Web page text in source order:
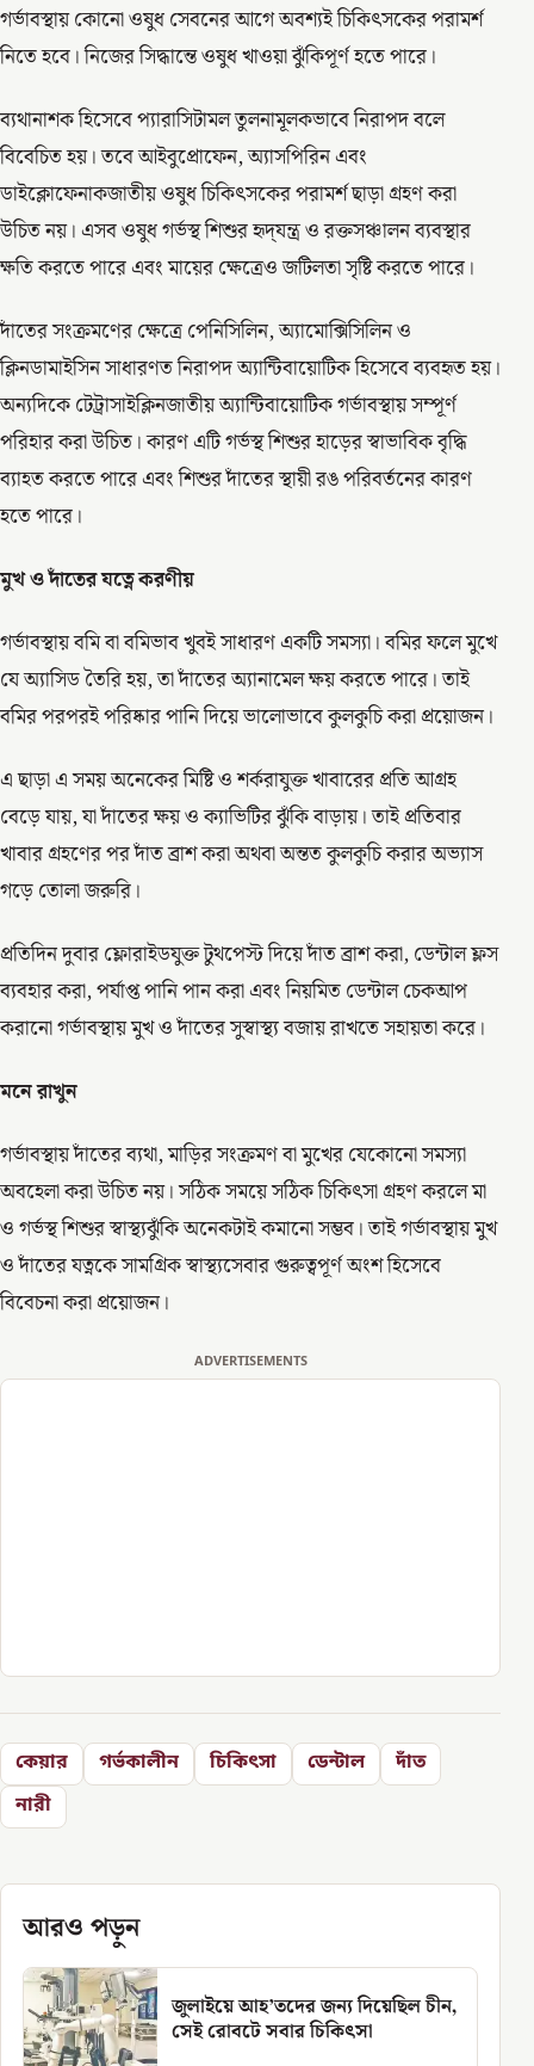
গর্ভাবস্থায় কোনো ওষুধ সেবনের আগে অবশ্যই চিকিৎসকের পরামর্শ
নিতে হবে। নিজের সিদ্ধান্তে ওষুধ খাওয়া ঝুঁকিপূর্ণ হতে পারে।
ব্যথানাশক হিসেবে প্যারাসিটামল তুলনামূলকভাবে নিরাপদ বলে
বিবেচিত হয়। তবে আইবুপ্রোফেন, অ্যাসপিরিন এবং
ডাইক্লোফেনাকজাতীয় ওষুধ চিকিৎসকের পরামর্শ ছাড়া গ্রহণ করা
উচিত নয়। এসব ওষুধ গর্ভস্থ শিশুর হৃদ্‌যন্ত্র ও রক্তসঞ্চালন ব্যবস্থার
ক্ষতি করতে পারে এবং মায়ের ক্ষেত্রেও জটিলতা সৃষ্টি করতে পারে।
দাঁতের সংক্রমণের ক্ষেত্রে পেনিসিলিন, অ্যামোক্সিসিলিন ও
ক্লিনডামাইসিন সাধারণত নিরাপদ অ্যান্টিবায়োটিক হিসেবে ব্যবহৃত হয়।
অন্যদিকে টেট্রাসাইক্লিনজাতীয় অ্যান্টিবায়োটিক গর্ভাবস্থায় সম্পূর্ণ
পরিহার করা উচিত। কারণ এটি গর্ভস্থ শিশুর হাড়ের স্বাভাবিক বৃদ্ধি
ব্যাহত করতে পারে এবং শিশুর দাঁতের স্থায়ী রঙ পরিবর্তনের কারণ
হতে পারে।
মুখওদাঁতেরযত্নেকরণীয়
গর্ভাবস্থায় বমি বা বমিভাব খুবই সাধারণ একটি সমস্যা। বমির ফলে মুখে
যে অ্যাসিড তৈরি হয়, তা দাঁতের অ্যানামেল ক্ষয় করতে পারে। তাই
বমির পরপরই পরিষ্কার পানি দিয়ে ভালোভাবে কুলকুচি করা প্রয়োজন।
এ ছাড়া এ সময় অনেকের মিষ্টি ও শর্করাযুক্ত খাবারের প্রতি আগ্রহ
বেড়ে যায়, যা দাঁতের ক্ষয় ও ক্যাভিটির ঝুঁকি বাড়ায়। তাই প্রতিবার
খাবার গ্রহণের পর দাঁত ব্রাশ করা অথবা অন্তত কুলকুচি করার অভ্যাস
গড়ে তোলা জরুরি।
প্রতিদিন দুবার ফ্লোরাইডযুক্ত টুথপেস্ট দিয়ে দাঁত ব্রাশ করা, ডেন্টাল ফ্লস
ব্যবহার করা, পর্যাপ্ত পানি পান করা এবং নিয়মিত ডেন্টাল চেকআপ
করানো গর্ভাবস্থায় মুখ ও দাঁতের সুস্বাস্থ্য বজায় রাখতে সহায়তা করে।
মনেরাখুন
গর্ভাবস্থায় দাঁতের ব্যথা, মাড়ির সংক্রমণ বা মুখের যেকোনো সমস্যা
অবহেলা করা উচিত নয়। সঠিক সময়ে সঠিক চিকিৎসা গ্রহণ করলে মা
ও গর্ভস্থ শিশুর স্বাস্থ্যঝুঁকি অনেকটাই কমানো সম্ভব। তাই গর্ভাবস্থায় মুখ
ও দাঁতের যত্নকে সামগ্রিক স্বাস্থ্যসেবার গুরুত্বপূর্ণ অংশ হিসেবে
বিবেচনা করা প্রয়োজন।
ADVERTISEMENTS
কেয়ার গর্ভকালীন চিকিৎসা ডেন্টাল
দাঁত
নারী
আরও পড়ুন
জুলাইয়ে আহ’তদের জন্য দিয়েছিল চীন,
সেই রোবটে সবার চিকিৎসা